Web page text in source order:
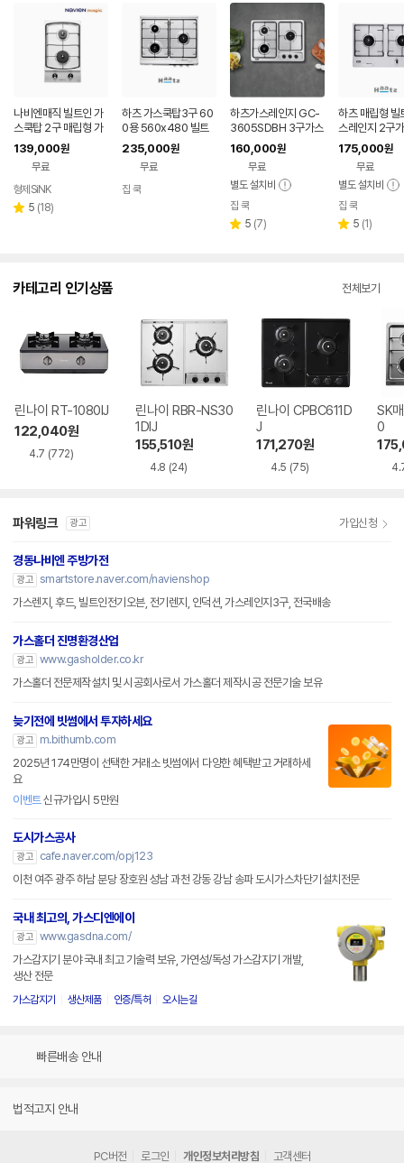
나비엔매직 빌트인 가
스쿡탑 2구 매립형 가
스렌지 2구 배터리 타
입 / 타공사이즈 265X
485
139,000원
무료
형제SiNK
별 5 리
(18)
하츠 가스쿡탑3구 60
0용 560x480 빌트
인 가스레인지 HGR-
3050SDBH
235,000원
무료
집 쿡
하츠가스레인지 GC-
3605SDBH 3구가스
쿡탑 매립형
160,000원
무료
별도 설치비
집 쿡
별 5 리
(7)
하츠 매립형 빌
스레인지 2구
가로형 2040
175,000원
무료
별도 설치비
집 쿡
별 5 리
(1)
카테고리 인기상품 전체보기
린나이 RT-1080IJ
122,040원
4.7 (772)
린나이 RBR-NS30
1DIJ
155,510원
4.8 (24)
린나이 CPBC611D
J
171,270원
4.5 (75)
SK
0
파워링크 광고 가입신청
경동나비엔 주방가전
광고 smartstore.naver.com/navienshop
가스렌지, 후드, 빌트인전기오븐, 전기렌지, 인덕션, 가스레인지3구, 전국배송
가스홀더 진명환경산업
광고 www.gasholder.co.kr
가스홀더 전문제작설치 및 시공회사로서 가스홀더 제작시공 전문기술 보유
늦기전에 빗썸에서 투자하세요
광고
m.bithumb.com
2025년 174만명이 선택한 거래소 빗썸에서 다양한 혜택받고 거래하세
요
이벤트신규가입시 5만원
도시가스공사
광고
cafe.naver.com/opj123
이천 여주 광주 하남 분당 장호원 성남 과천 강동 강남 송파 도시가스차단기설치전문
국내 최고의, 가스디엔에이
광고 www.gasdna.com/
가스감지기 분야 국내 최고 기술력 보유, 가연성/독성 가스감지기 개발,
생산 전문
가스감지기 생산제품 인증/특허 오시는길
빠른배송 안내
법적고지 안내
PC버전 로그인 개인정보처리방침 고객센터